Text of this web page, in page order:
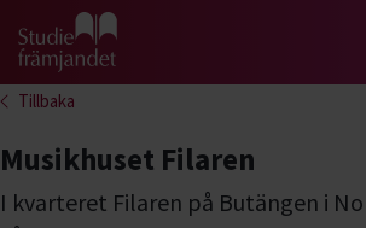
Gå till studiefrämjandets startsida
Tillbaka
Musikhuset Filaren
I kvarteret Filaren på Butängen i